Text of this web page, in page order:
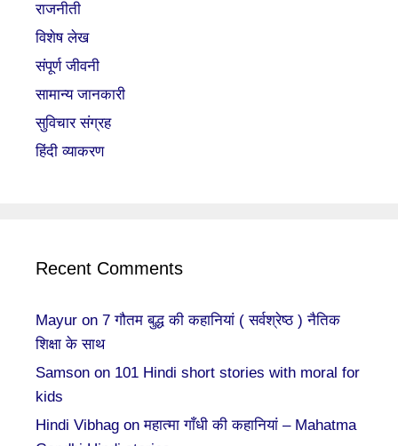
राजनीती
विशेष लेख
संपूर्ण जीवनी
सामान्य जानकारी
सुविचार संग्रह
हिंदी व्याकरण
Recent Comments
Mayur on 7 गौतम बुद्ध की कहानियां ( सर्वश्रेष्ठ ) नैतिक
शिक्षा के साथ
Samson on 101 Hindi short stories with moral for
kids
Hindi Vibhag onमहात्मा गाँधी की कहानियां – Mahatma